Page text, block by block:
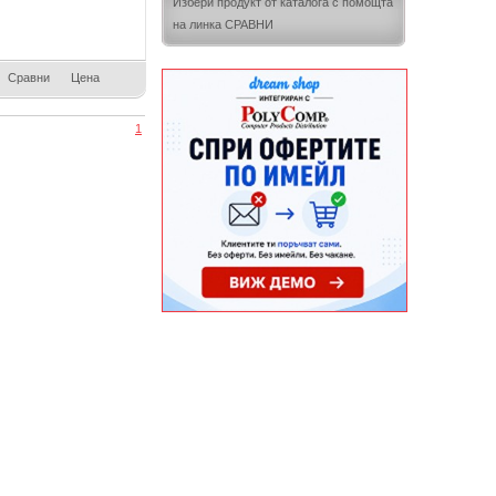
Сравни Цена
1
на линка СРАВНИ